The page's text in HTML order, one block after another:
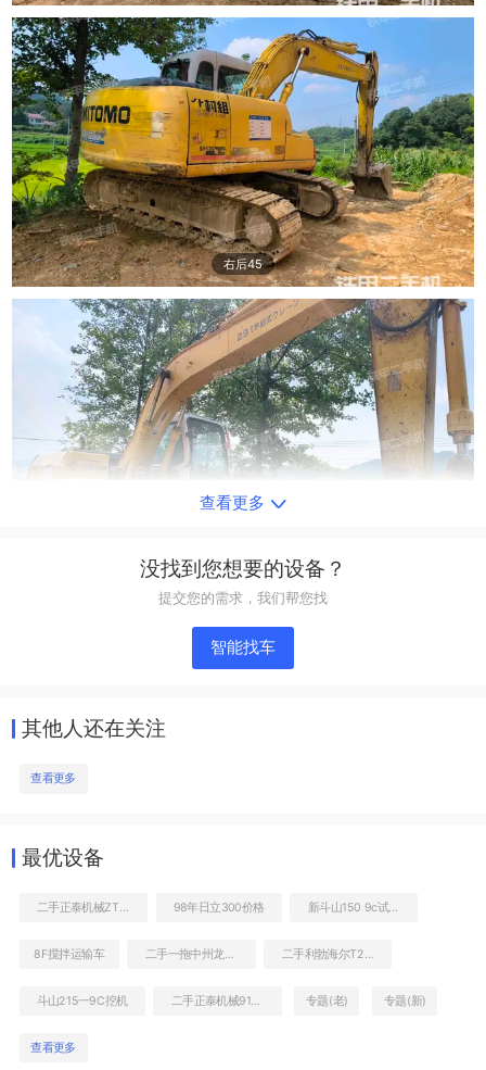
右后45
工作和回转装置
查看更多
没找到您想要的设备？
提交您的需求，我们帮您找
智能找车
其他人还在关注
查看更多
最优设备
98年日立300价格 新斗山150 9c试用报告
8F搅拌运输车
斗山215一9C挖机 专题(老) 专题(新)
查看更多